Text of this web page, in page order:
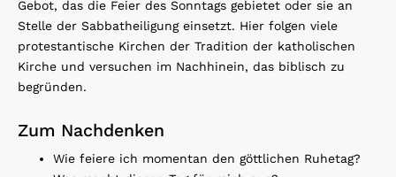
Gebot, das die Feier des Sonntags gebietet oder sie an
Stelle der Sabbatheiligung einsetzt. Hier folgen viele
protestantische Kirchen der Tradition der katholischen
Kirche und versuchen im Nachhinein, das biblisch zu
begründen.
Zum Nachdenken
Wie feiere ich momentan den göttlichen Ruhetag?